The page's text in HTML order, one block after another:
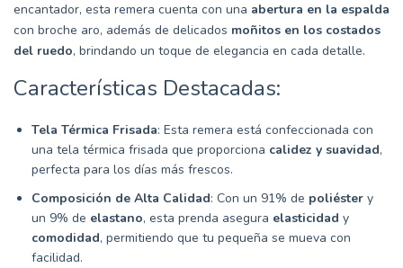
encantador, esta remera cuenta con una abertura en la espalda
con broche aro, además de delicados moñitos en los costados
del ruedo, brindando un toque de elegancia en cada detalle.
Características Destacadas:
Tela Térmica Frisada: Esta remera está confeccionada con
una tela térmica frisada que proporciona calidez y suavidad,
perfecta para los días más frescos.
Composición de Alta Calidad: Con un 91% de poliéster y
un 9% de elastano, esta prenda asegura elasticidad y
comodidad, permitiendo que tu pequeña se mueva con
facilidad.